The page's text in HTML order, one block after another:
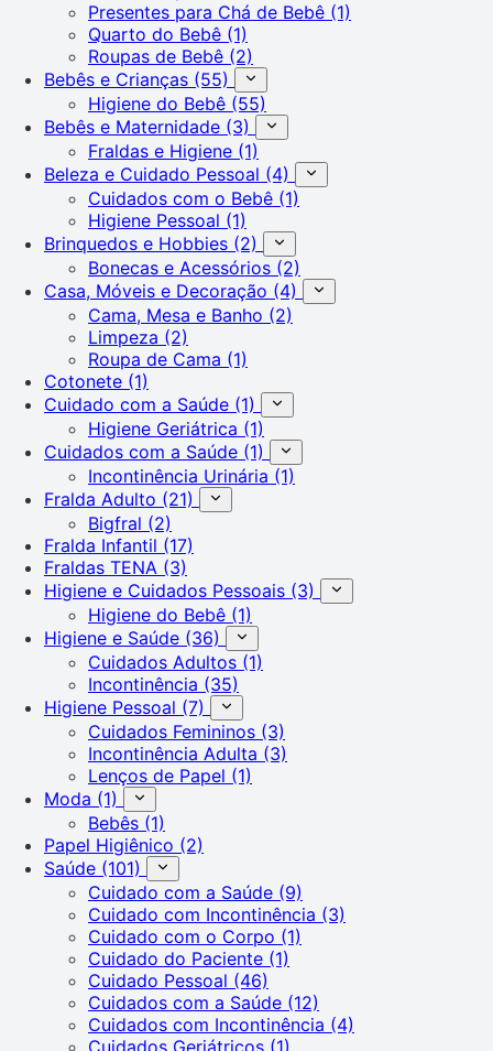
Presentes para Chá de Bebê (1)
Quarto do Bebê (1)
Roupas de Bebê (2)
Bebês e Crianças (55)
Higiene do Bebê (55)
Bebês e Maternidade (3)
Fraldas e Higiene (1)
Beleza e Cuidado Pessoal (4)
Cuidados com o Bebê (1)
Higiene Pessoal (1)
Brinquedos e Hobbies (2)
Bonecas e Acessórios (2)
Casa, Móveis e Decoração (4)
Cama, Mesa e Banho (2)
Limpeza (2)
Roupa de Cama (1)
Cotonete (1)
Cuidado com a Saúde (1)
Higiene Geriátrica (1)
Cuidados com a Saúde (1)
Incontinência Urinária (1)
Fralda Adulto (21)
Bigfral (2)
Fralda Infantil (17)
Fraldas TENA (3)
Higiene e Cuidados Pessoais (3)
Higiene do Bebê (1)
Higiene e Saúde (36)
Cuidados Adultos (1)
Incontinência (35)
Higiene Pessoal (7)
Cuidados Femininos (3)
Incontinência Adulta (3)
Lenços de Papel (1)
Moda (1)
Bebês (1)
Papel Higiênico (2)
Saúde (101)
Cuidado com a Saúde (9)
Cuidado com Incontinência (3)
Cuidado com o Corpo (1)
Cuidado do Paciente (1)
Cuidado Pessoal (46)
Cuidados com a Saúde (12)
Cuidados com Incontinência (4)
Cuidados Geriátricos (1)